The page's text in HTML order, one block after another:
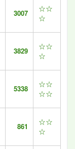
3007
☆☆
☆
3829
☆☆
☆
5338
☆☆
☆☆
861
☆☆
☆